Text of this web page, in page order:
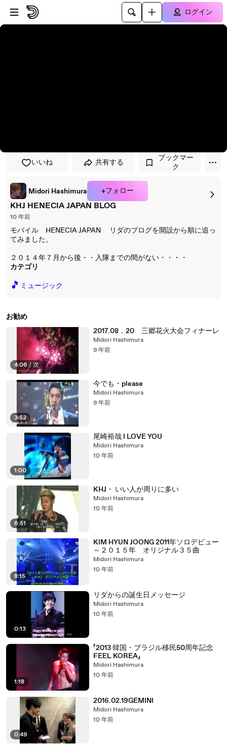
プレイヤーにスキップ
メインコンテンツにスキップ
ログイン
いいね 共有する
ブックマー
ク
Midori Hashimura +フォロー
KHJ HENECIA JAPAN BLOG
10 年前
モバイル HENECIA JAPAN リダのブログを開設から順に追っ
てみました。
２０１４年７月から後・・入隊までの間がない・・・・
カテゴリ
🎵 ミュージック
お勧め
4:06 | 次
2017.08．20 三郷花火大会フィナーレ
Midori Hashimura
9 年前
3:52
今でも・please
Midori Hashimura
9 年前
1:00
尾崎裕哉 I LOVE YOU
Midori Hashimura
10 年前
6:51
KHJ・ いい人が周りに多い
Midori Hashimura
10 年前
8:15
KIM HYUN JOONG 2011年ソロデビュー
～２０１５年 オリジナル３５曲
Midori Hashimura
10 年前
0:13
リダからの誕生日メッセージ
Midori Hashimura
10 年前
1:18
「2013 韓国・ブラジル移民50周年記念
FEEL KOREA」
Midori Hashimura
10 年前
0:49
2016.02.19GEMINI
Midori Hashimura
10 年前